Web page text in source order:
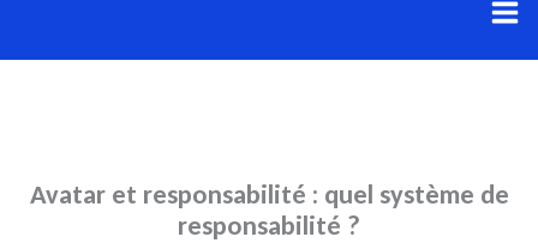
au
Avatar et responsabilité : quel système de
responsabilité ?